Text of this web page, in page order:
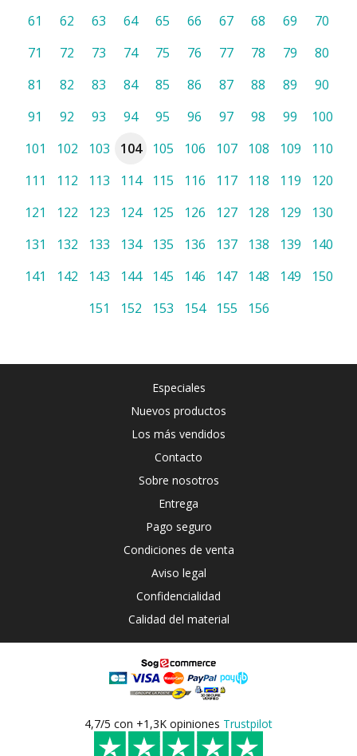
61
62 63 64 65 66 67 68 69
70
71
72 73 74 75 76 77 78 79
80
81
82 83 84 85 86 87 88 89
90
91
92 93 94 95 96 97 98 99
100
101
102 103 104 105 106 107 108 109
110
111
112 113 114 115 116 117 118 119
120
121
122 123 124 125 126 127 128 129
130
131
132 133 134 135 136 137 138 139
140
141
142 143 144 145 146 147 148 149
150
151
152 153 154 155 156
Especiales
Nuevos productos
Los más vendidos
Contacto
Sobre nosotros
Entrega
Pago seguro
Condiciones de venta
Aviso legal
Confidencialidad
Calidad del material
4,7/5 con +1,3K opiniones Trustpilot